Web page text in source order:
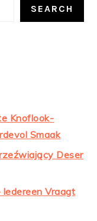
SEARCH
Knoflook-
Smaak
Deser
Vraagt